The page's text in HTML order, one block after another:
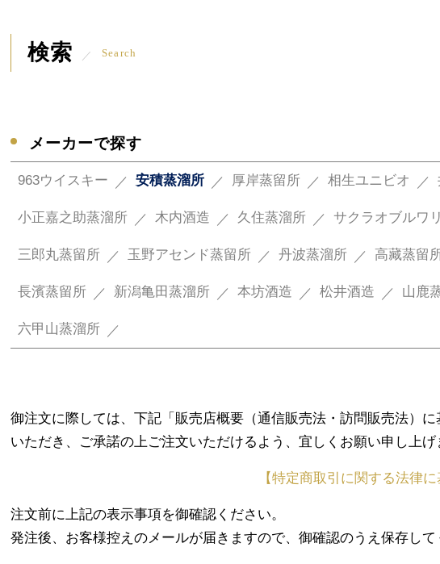
検索 Search
メーカーで探す
963ウイスキー 安積蒸溜所 厚岸蒸留所 相生ユニビオ
小正嘉之助蒸溜所 木内酒造 久住蒸溜所 サクラオブルワ
三郎丸蒸留所 玉野アセンド蒸留所 丹波蒸溜所 高藏蒸留
長濱蒸留所 新潟亀田蒸溜所 本坊酒造 松井酒造 山鹿
六甲山蒸溜所
御注文に際しては、下記「販売店概要（通信販売法・訪問販売法）
いただき、ご承諾の上ご注文いただけるよう、宜しくお願い申し上げ
【特定商取引に関する法律に
注文前に上記の表示事項を御確認ください。
発注後、お客様控えのメールが届きますので、御確認のうえ保存して